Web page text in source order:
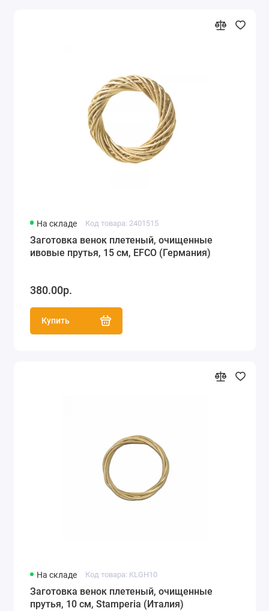
На складе Код товара: 2401515
Заготовка венок плетеный, очищенные
ивовые прутья, 15 см, EFCO (Германия)
380.00р.
Купить
На складе Код товара: KLGH10
Заготовка венок плетеный, очищенные
прутья, 10 см, Stamperia (Италия)